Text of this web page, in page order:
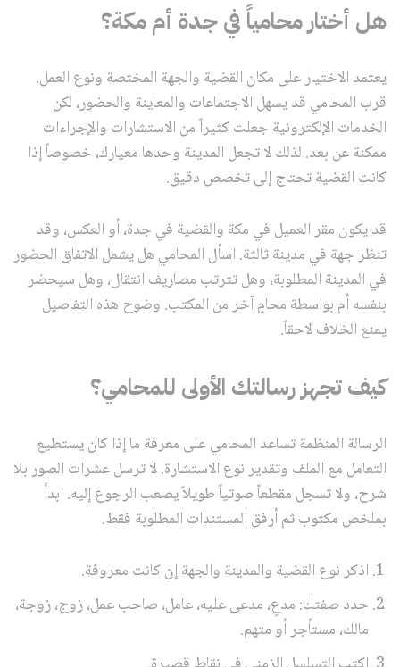
هل أختار محامياً في جدة أم مكة؟
يعتمد الاختيار على مكان القضية والجهة المختصة ونوع العمل.
قرب المحامي قد يسهل الاجتماعات والمعاينة والحضور، لكن
الخدمات الإلكترونية جعلت كثيراً من الاستشارات والإجراءات
ممكنة عن بعد. لذلك لا تجعل المدينة وحدها معيارك، خصوصاً إذا
كانت القضية تحتاج إلى تخصص دقيق.
قد يكون مقر العميل في مكة والقضية في جدة، أو العكس، وقد
تنظر جهة في مدينة ثالثة. اسأل المحامي هل يشمل الاتفاق الحضور
في المدينة المطلوبة، وهل تترتب مصاريف انتقال، وهل سيحضر
بنفسه أم بواسطة محامٍ آخر من المكتب. وضوح هذه التفاصيل
يمنع الخلاف لاحقاً.
كيف تجهز رسالتك الأولى للمحامي؟
الرسالة المنظمة تساعد المحامي على معرفة ما إذا كان يستطيع
التعامل مع الملف وتقدير نوع الاستشارة. لا ترسل عشرات الصور بلا
شرح، ولا تسجل مقطعاً صوتياً طويلاً يصعب الرجوع إليه. ابدأ
بملخص مكتوب ثم أرفق المستندات المطلوبة فقط.
اذكر نوع القضية والمدينة والجهة إن كانت معروفة.
حدد صفتك: مدعٍ، مدعى عليه، عامل، صاحب عمل، زوج، زوجة،
مالك، مستأجر أو متهم.